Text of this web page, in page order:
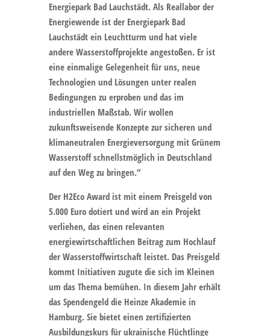
Energiepark Bad Lauchstädt. Als Reallabor der
Energiewende ist der Energiepark Bad
Lauchstädt ein Leuchtturm und hat viele
andere Wasserstoffprojekte angestoßen. Er ist
eine einmalige Gelegenheit für uns, neue
Technologien und Lösungen unter realen
Bedingungen zu erproben und das im
industriellen Maßstab. Wir wollen
zukunftsweisende Konzepte zur sicheren und
klimaneutralen Energieversorgung mit Grünem
Wasserstoff schnellstmöglich in Deutschland
auf den Weg zu bringen.“
Der H2Eco Award ist mit einem Preisgeld von
5.000 Euro dotiert und wird an ein Projekt
verliehen, das einen relevanten
energiewirtschaftlichen Beitrag zum Hochlauf
der Wasserstoffwirtschaft leistet. Das Preisgeld
kommt Initiativen zugute die sich im Kleinen
um das Thema bemühen. In diesem Jahr erhält
das Spendengeld die Heinze Akademie in
Hamburg. Sie bietet einen zertifizierten
Ausbildungskurs für ukrainische Flüchtlinge